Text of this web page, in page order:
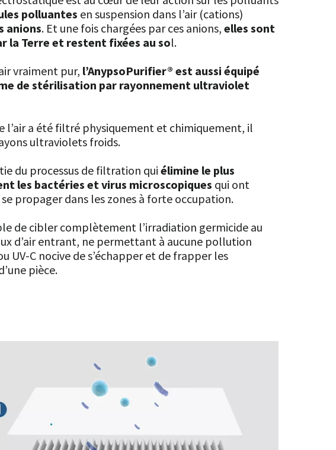
polluantes en suspension dans l’air (cations)
anions. Et une fois chargées par ces anions, elles sont
la Terre et restent fixées au sol.
vraiment pur, l’AnypsoPurifier® est aussi équipé
de stérilisation par rayonnement ultraviolet
l’air a été filtré physiquement et chimiquement, il
ultraviolets froids.
du processus de filtration quiélimine le plus
les bactéries et virus microscopiques qui ont
propager dans les zones à forte occupation.
de cibler complètement l’irradiation germicide au
d’air entrant, ne permettant à aucune pollution
UV-C nocive de s’échapper et de frapper les
pièce.